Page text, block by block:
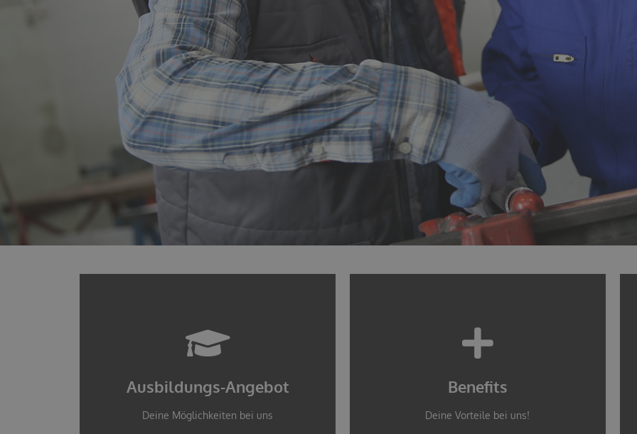
Ausbildungs-Angebot
Deine Möglichkeiten bei uns
Nutze deine Chance
Starte im Handwerk durch!
Jetzt informieren
Benefits
Deine Vorteile bei uns!
Dein Vorsprung
Warum wir der richtige Betrieb für dich sind.
Jetzt ansehen